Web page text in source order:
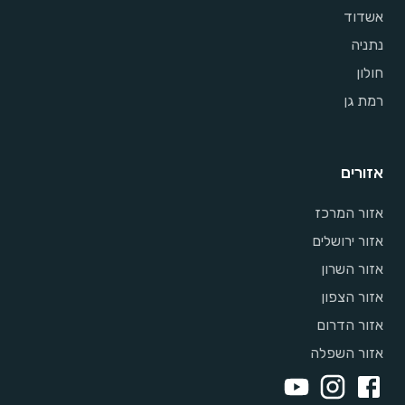
אשדוד
נתניה
חולון
רמת גן
אזורים
אזור המרכז
אזור ירושלים
אזור השרון
אזור הצפון
אזור הדרום
אזור השפלה